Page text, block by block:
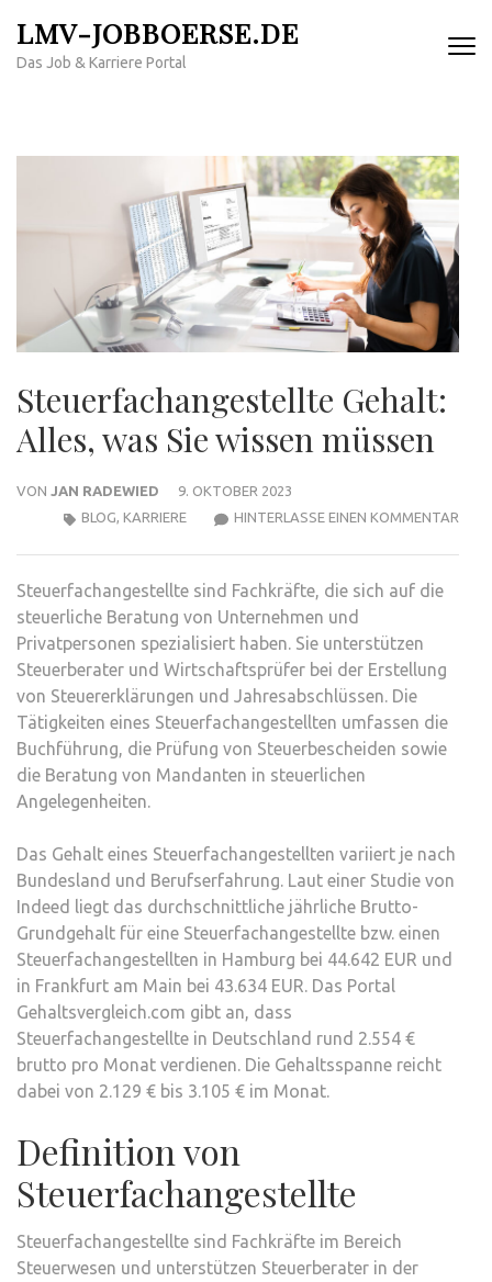
Inhalt
springen
LMV-JOBBOERSE.DE
Das Job & Karriere Portal
Steuerfachangestellte Gehalt:
Alles, was Sie wissen müssen
VON JAN RADEWIED
9. OKTOBER 2023
HINTERLASSE EINEN KOMMENTAR
BLOG KARRIERE
Steuerfachangestellte sind Fachkräfte, die sich auf die
steuerliche Beratung von Unternehmen und
Privatpersonen spezialisiert haben. Sie unterstützen
Steuerberater und Wirtschaftsprüfer bei der Erstellung
von Steuererklärungen und Jahresabschlüssen. Die
Tätigkeiten eines Steuerfachangestellten umfassen die
Buchführung, die Prüfung von Steuerbescheiden sowie
die Beratung von Mandanten in steuerlichen
Angelegenheiten.
Das Gehalt eines Steuerfachangestellten variiert je nach
Bundesland und Berufserfahrung. Laut einer Studie von
Indeed liegt das durchschnittliche jährliche Brutto-
Grundgehalt für eine Steuerfachangestellte bzw. einen
Steuerfachangestellten in Hamburg bei 44.642 EUR und
in Frankfurt am Main bei 43.634 EUR. Das Portal
Gehaltsvergleich.com gibt an, dass
Steuerfachangestellte in Deutschland rund 2.554 €
brutto pro Monat verdienen. Die Gehaltsspanne reicht
dabei von 2.129 € bis 3.105 € im Monat.
Definition von
Steuerfachangestellte
Steuerfachangestellte sind Fachkräfte im Bereich
Steuerwesen und unterstützen Steuerberater in der